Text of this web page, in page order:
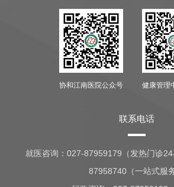
协和江南医院公众号 健康管理
联系电话
就医咨询： 027-87959179（发热门诊
87958740（一站式服务